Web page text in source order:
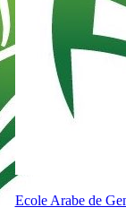
Ecole Arabe de